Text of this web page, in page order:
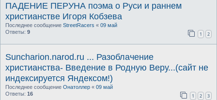
ПАДЕНИЕ ПЕРУНА поэма о Руси и раннем
христианстве Игоря Кобзева
Последнее сообщение StreetRacers « 09 май
Ответы: 9 1 2
Suncharion.narod.ru ... Разоблачение
хриcтианства- Введение в Родную Веру...(сайт не
индексируется Яндексом!)
Последнее сообщение Онатоллер « 09 май
Ответы: 16 1 2 3